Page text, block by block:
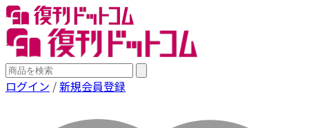
ログイン /新規会員登録